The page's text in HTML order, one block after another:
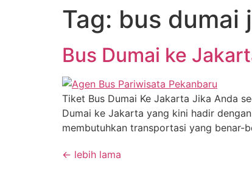
Tag: bus dumai
Bus Dumai ke
Tiket Bus Dumai Ke Jakarta Jika Anda
Dumai ke Jakarta yang kini hadir
membutuhkan transportasi yang benar-
← lebih lama